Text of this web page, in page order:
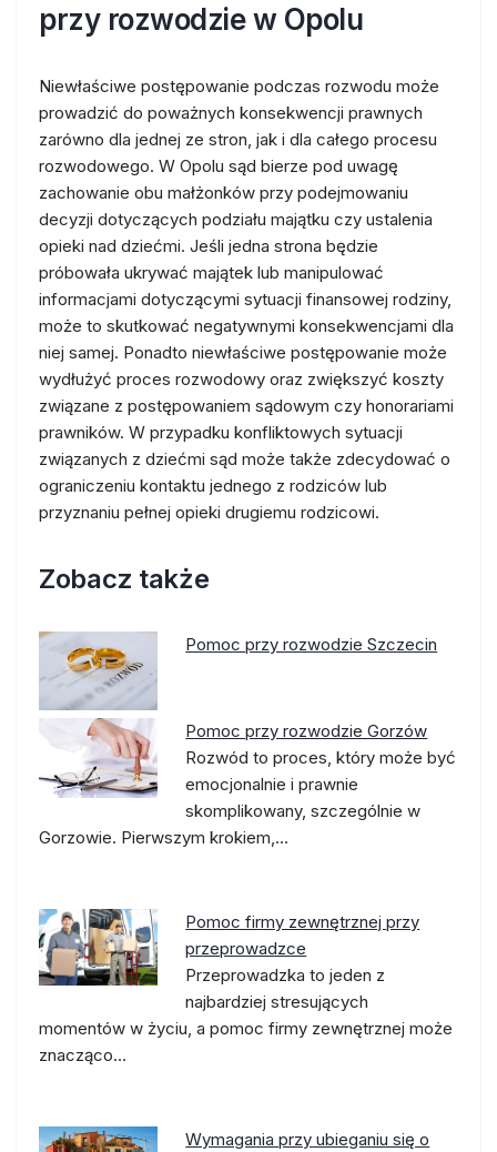
przy rozwodzie w Opolu
Niewłaściwe postępowanie podczas rozwodu może
prowadzić do poważnych konsekwencji prawnych
zarówno dla jednej ze stron, jak i dla całego procesu
rozwodowego. W Opolu sąd bierze pod uwagę
zachowanie obu małżonków przy podejmowaniu
decyzji dotyczących podziału majątku czy ustalenia
opieki nad dziećmi. Jeśli jedna strona będzie
próbowała ukrywać majątek lub manipulować
informacjami dotyczącymi sytuacji finansowej rodziny,
może to skutkować negatywnymi konsekwencjami dla
niej samej. Ponadto niewłaściwe postępowanie może
wydłużyć proces rozwodowy oraz zwiększyć koszty
związane z postępowaniem sądowym czy honorariami
prawników. W przypadku konfliktowych sytuacji
związanych z dziećmi sąd może także zdecydować o
ograniczeniu kontaktu jednego z rodziców lub
przyznaniu pełnej opieki drugiemu rodzicowi.
Zobacz także
Pomoc przy rozwodzie Szczecin
Pomoc przy rozwodzie Gorzów
Rozwód to proces, który może być
emocjonalnie i prawnie
skomplikowany, szczególnie w
Gorzowie. Pierwszym krokiem,…
Pomoc firmy zewnętrznej przy
przeprowadzce
Przeprowadzka to jeden z
najbardziej stresujących
momentów w życiu, a pomoc firmy zewnętrznej może
znacząco…
Wymagania przy ubieganiu się o